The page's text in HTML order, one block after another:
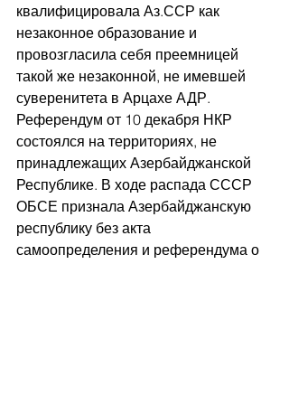
квалифицировала Аз.ССР как
незаконное образование и
провозгласила себя преемницей
такой же незаконной, не имевшей
суверенитета в Арцахе АДР.
Референдум от 10 декабря НКР
состоялся на территориях, не
принадлежащих Азербайджанской
Республике. В ходе распада СССР
ОБСЕ признала Азербайджанскую
республику без акта
самоопределения и референдума о